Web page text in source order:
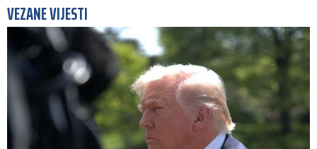
VEZANE VIJESTI